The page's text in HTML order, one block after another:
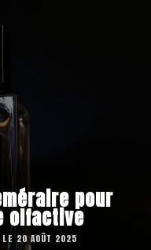
pour
olfactive
20 AOÛT 2025